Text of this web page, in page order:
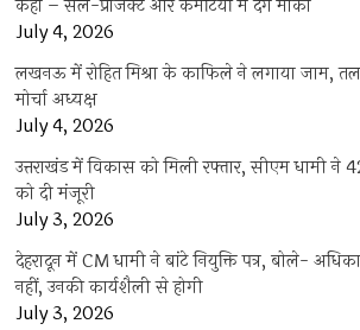
कहा – सेल-प्रोजेक्ट और कमेटियों में देंगे मौका
July 4, 2026
लखनऊ में रोहित मिश्रा के काफिले ने लगाया जाम,
मोर्चा अध्यक्ष
July 4, 2026
उत्तराखंड में विकास को मिली रफ्तार, सीएम धामी ने
को दी मंजूरी
July 3, 2026
देहरादून में CM धामी ने बांटे नियुक्ति पत्र, बोले-
नहीं, उनकी कार्यशैली से होगी
July 3, 2026